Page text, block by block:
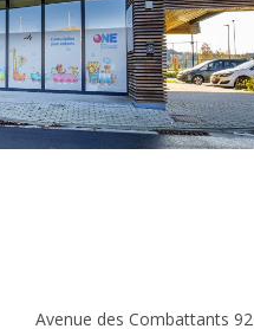
Avenue des Combattants 92